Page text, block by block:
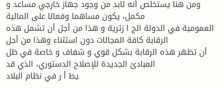
ومن هنا یستخلص أنه لابد من وجود جهاز خارجي مساعد و
مكمل، یكون مساهما وفعالا على المالیة
العمومیة في الدولة الج ا زئریة و هذا من أجل أن تشمل هذه
الرقابة كافة المجالات دون استثناء وهذا من أجل
أن تظهر هذه الرقابة بشكل قوي و شفاف و خاصة في ظل
المبادئ الجدیدة للإصلاح الدستوري، الذي قد
یط أ ر في نظام البلاد.